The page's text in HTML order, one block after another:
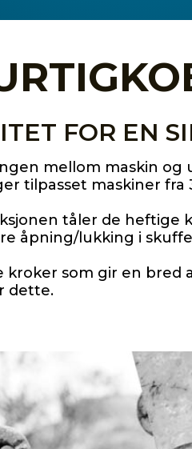
FOR EN
mellom maskin og
tilpasset maskiner fra
tåler de heftige
åpning/lukking i
som gir en
dette.